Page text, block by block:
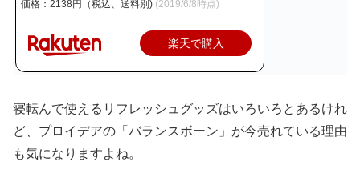
価格：2138円（税込、送料別) (2019/6/8時点)
楽天で購入
寝転んで使えるリフレッシュグッズはいろいろとあるけれ
ど、プロイデアの「バランスボーン」が今売れている理由
も気になりますよね。